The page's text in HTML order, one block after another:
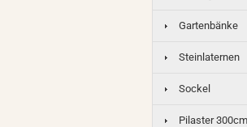
Gartenbänke
Steinlaternen
Sockel
Pilaster 300cm